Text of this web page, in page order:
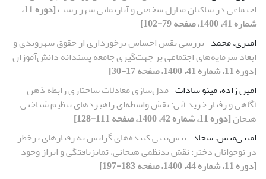
اجتماعی در ساکنان منازل شخصی و آپارتمانی شهر رشت
[دوره 11،
شماره 41، 1400، صفحه 79-102]
امیری، محمد بررسی نقش احساس برخورداری از حقوق شهروندی و
ابعاد سرمایه‌های اجتماعی بر جهت‌گیری جامعه پسندانه دانش‌آموزان
[دوره 11، شماره 41، 1400، صفحه 17-30]
امین زاده، مینو سادات مدل‌سازی معادلات ساختاری رابطه ذهن
آگاهی و رفتار خرید آنی: نقش واسطه‌ای راهبردهای تنظیم شناختی
هیجان[دوره 11، شماره 42، 1400، صفحه 111-128]
امینی‌منش، سجاد پیش‌بینی کننده‌های گرایش به رفتارهای پرخطر
در نوجوانان دختر: نقش بدنظمی هیجانی، تمایزیافتگی و ابراز وجود
[دوره 11، شماره 44، 1400، صفحه 183-197]